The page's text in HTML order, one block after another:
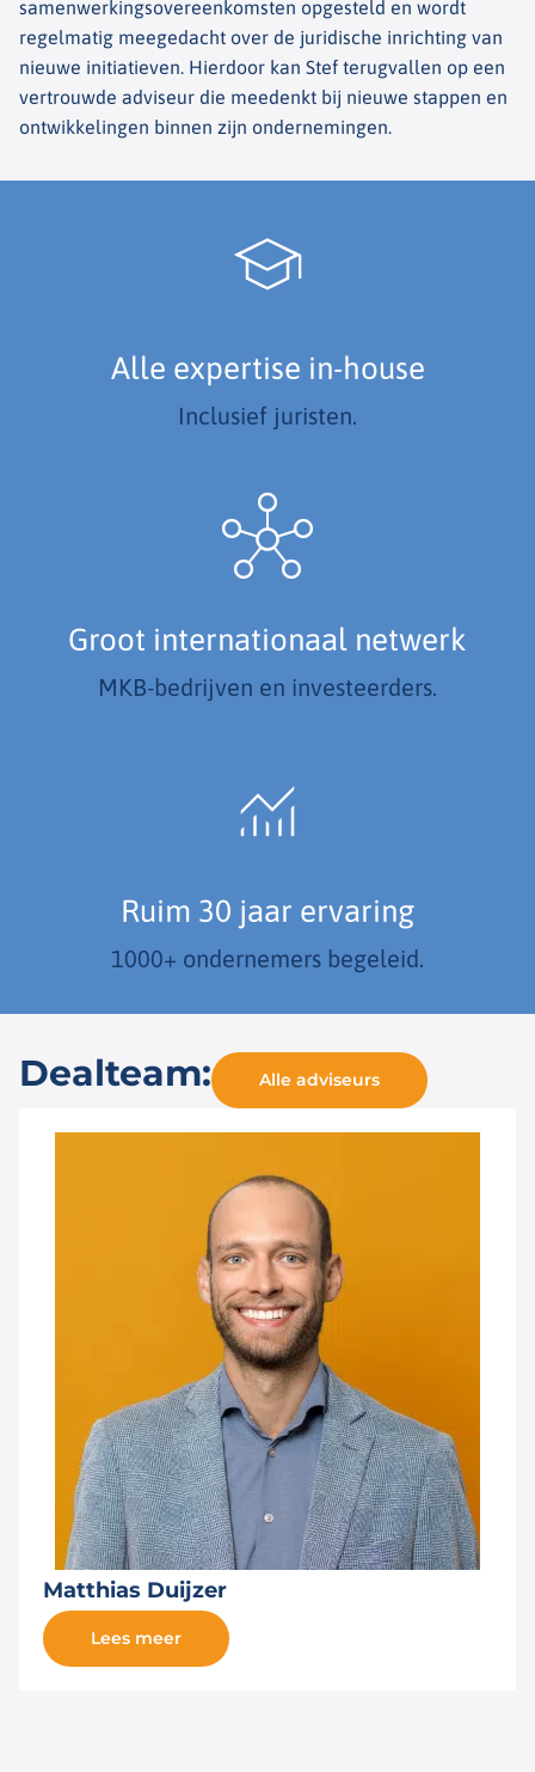
samenwerkingsovereenkomsten opgesteld en wordt
regelmatig meegedacht over de juridische inrichting van
nieuwe initiatieven. Hierdoor kan Stef terugvallen op een
vertrouwde adviseur die meedenkt bij nieuwe stappen en
ontwikkelingen binnen zijn ondernemingen.
Alle expertise in-house
Inclusief juristen.
Groot internationaal netwerk
MKB-bedrijven en investeerders.
Ruim 30 jaar ervaring
1000+ ondernemers begeleid.
Dealteam: Alle adviseurs
Matthias Duijzer
Lees meer